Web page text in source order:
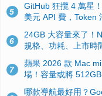
5
GitHub 狂攬 4 萬星
美元 API 費，Token
6
24GB 大容量來了！
規格、功耗、上市時
7
蘋果 2026 款 Mac
場！容量或將
哪款導航最好用？